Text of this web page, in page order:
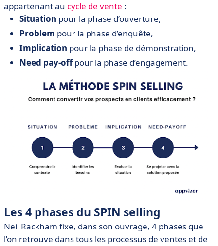
appartenant au cycle de vente :
Situation pour la phase d’ouverture,
Problem pour la phase d’enquête,
Implication pour la phase de démonstration,
Need pay-offpour la phase d’engagement.
Les 4 phases du SPIN selling
Neil Rackham fixe, dans son ouvrage, 4 phases que
l’on retrouve dans tous les processus de ventes et de